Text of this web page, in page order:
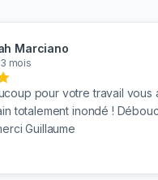
Marciano
mois
pour votre travail vous
totalement inondé !
Guillaume